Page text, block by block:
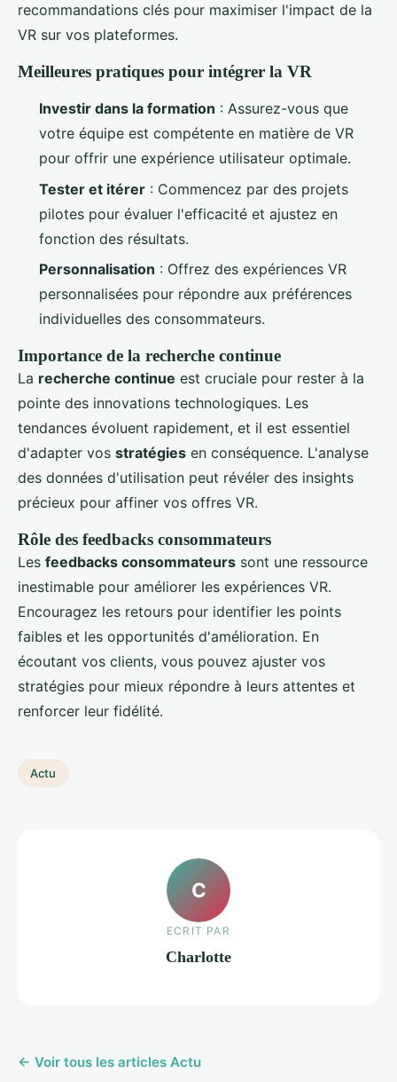
recommandations clés pour maximiser l'impact de la
VR sur vos plateformes.
Meilleures pratiques pour intégrer la VR
Investir dans la formation : Assurez-vous que
votre équipe est compétente en matière de VR
pour offrir une expérience utilisateur optimale.
Tester et itérer : Commencez par des projets
pilotes pour évaluer l'efficacité et ajustez en
fonction des résultats.
Personnalisation : Offrez des expériences VR
personnalisées pour répondre aux préférences
individuelles des consommateurs.
Importance de la recherche continue
La recherche continue est cruciale pour rester à la
pointe des innovations technologiques. Les
tendances évoluent rapidement, et il est essentiel
d'adapter vos stratégies en conséquence. L'analyse
des données d'utilisation peut révéler des insights
précieux pour affiner vos offres VR.
Rôle des feedbacks consommateurs
Les feedbacks consommateurs sont une ressource
inestimable pour améliorer les expériences VR.
Encouragez les retours pour identifier les points
faibles et les opportunités d'amélioration. En
écoutant vos clients, vous pouvez ajuster vos
stratégies pour mieux répondre à leurs attentes et
renforcer leur fidélité.
Actu
C
ECRIT PAR
Charlotte
← Voir tous les articles Actu